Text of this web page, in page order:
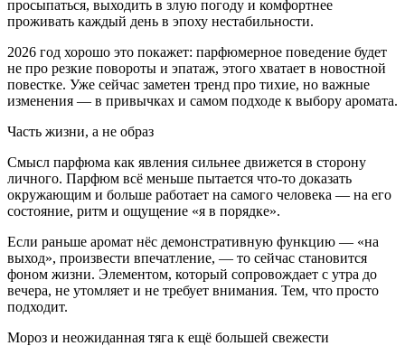
просыпаться, выходить в злую погоду и комфортнее
проживать каждый день в эпоху нестабильности.
2026 год хорошо это покажет: парфюмерное поведение будет
не про резкие повороты и эпатаж, этого хватает в новостной
повестке. Уже сейчас заметен тренд про тихие, но важные
изменения — в привычках и самом подходе к выбору аромата.
Часть жизни, а не образ
Смысл парфюма как явления сильнее движется в сторону
личного. Парфюм всё меньше пытается что-то доказать
окружающим и больше работает на самого человека — на его
состояние, ритм и ощущение «я в порядке».
Если раньше аромат нёс демонстративную функцию — «на
выход», произвести впечатление, — то сейчас становится
фоном жизни. Элементом, который сопровождает с утра до
вечера, не утомляет и не требует внимания. Тем, что просто
подходит.
Мороз и неожиданная тяга к ещё большей свежести